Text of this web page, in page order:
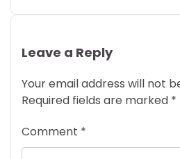
Leave a Reply
Your email address will not
Required fields are marked *
Comment *